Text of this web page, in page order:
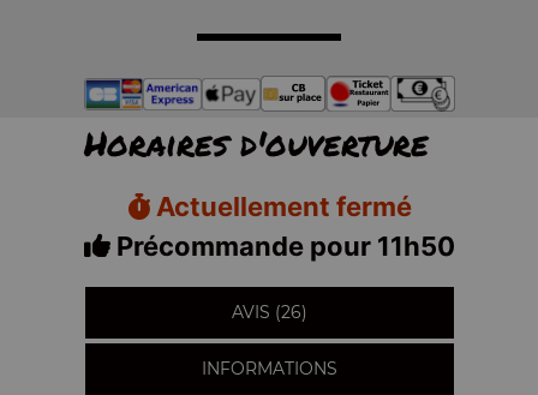
Horaires d'ouverture
Actuellement fermé
Précommande pour 11h50
AVIS (26)
INFORMATIONS